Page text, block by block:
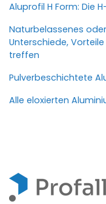
Aluprofil H Form: Die
Naturbelassenes
Unterschiede,
treffen
Pulverbeschichtete
Alle eloxierten